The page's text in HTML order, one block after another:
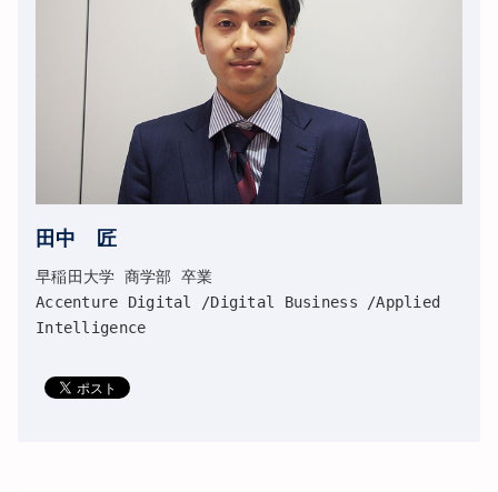
田中 匠
早稲田大学 商学部 卒業
Accenture Digital /Digital Business /Applied
Intelligence